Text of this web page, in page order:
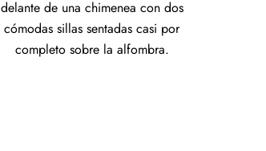
delante de una chimenea con dos
cómodas sillas sentadas casi por
completo sobre la alfombra.